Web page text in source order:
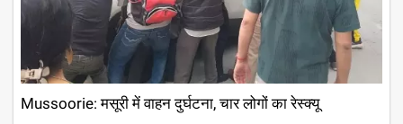
Mussoorie: मसूरी में वाहन दुर्घटना, चार लोगों का रेस्क्यू